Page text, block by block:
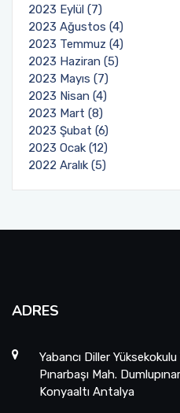
2023 Eylül (7)
2023 Ağustos (4)
2023 Temmuz (4)
2023 Haziran (5)
2023 Mayıs (7)
2023 Nisan (4)
2023 Mart (8)
2023 Şubat (6)
2023 Ocak (12)
2022 Aralık (5)
ADRES
Yabancı Diller Yüksekokulu
Pınarbaşı Mah.
Konyaaltı Antalya